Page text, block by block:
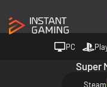
PC
Super
Steam